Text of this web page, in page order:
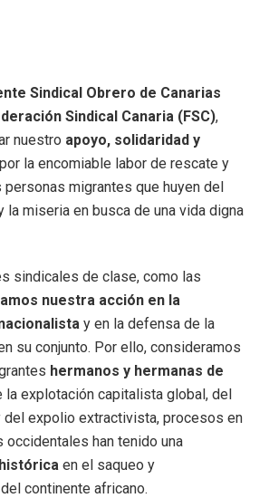
Sindical Obrero de Canarias
Sindical Canaria (FSC),
nuestro apoyo, solidaridad y
por la encomiable labor de rescate y
migrantes que huyen del
la miseria en busca de una vida digna
sindicales de clase, como las
nuestra acción en la
y en la defensa de la
su conjunto. Por ello, consideramos
hermanos y hermanas de
la explotación capitalista global, del
expolio extractivista, procesos en
han tenido una
en el saqueo y
continente africano.